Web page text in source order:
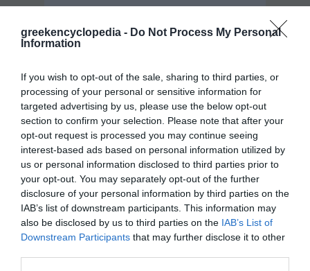
greekencyclopedia - Do Not Process My Personal
Information
If you wish to opt-out of the sale, sharing to third parties, or
processing of your personal or sensitive information for
targeted advertising by us, please use the below opt-out
section to confirm your selection. Please note that after your
opt-out request is processed you may continue seeing
interest-based ads based on personal information utilized by
us or personal information disclosed to third parties prior to
your opt-out. You may separately opt-out of the further
disclosure of your personal information by third parties on the
IAB’s list of downstream participants. This information may
also be disclosed by us to third parties on the IAB’s List of
Downstream Participants that may further disclose it to other
Δείγμα λήμματος:
Βαμβουδάκης, Εμμανουήλ (Βαθύ Σάμου,
1880 - 1959). Σάμιος ιεροψάλτης και
φιλόλογος. Διδάχτηκε τα πρώτα γράμματα